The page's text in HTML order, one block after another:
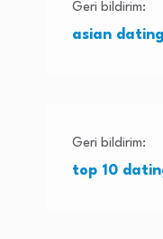
Geri bildirim:
asian
Geri bildirim:
top 10